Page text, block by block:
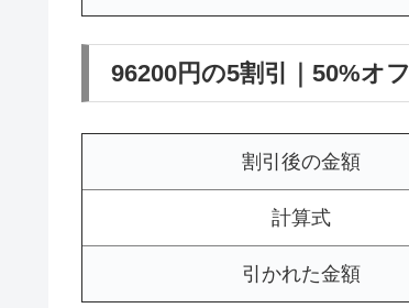
96200円の5割引｜50%オフ
割引後の金額
計算式
引かれた金額